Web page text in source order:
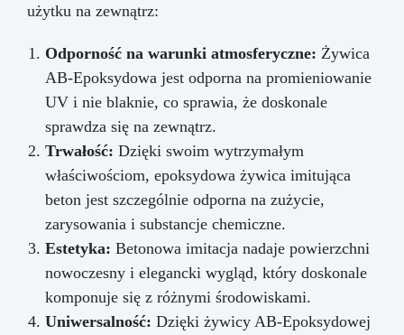
użytku na zewnątrz:
Odporność na warunki atmosferyczne: Żywica
AB-Epoksydowa jest odporna na promieniowanie
UV i nie blaknie, co sprawia, że doskonale
sprawdza się na zewnątrz.
Trwałość: Dzięki swoim wytrzymałym
właściwościom, epoksydowa żywica imitująca
beton jest szczególnie odporna na zużycie,
zarysowania i substancje chemiczne.
Estetyka: Betonowa imitacja nadaje powierzchni
nowoczesny i elegancki wygląd, który doskonale
komponuje się z różnymi środowiskami.
Uniwersalność: Dzięki żywicy AB-Epoksydowej